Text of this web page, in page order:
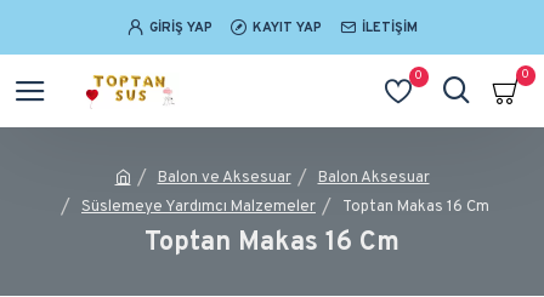
GIRIŞ YAP KAYIT YAP İLETIŞIM
0 0
Balon ve Aksesuar
Balon Aksesuar
Süslemeye Yardımcı Malzemeler
Toptan Makas 16 Cm
Toptan Makas 16 Cm